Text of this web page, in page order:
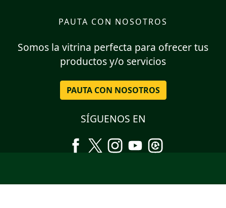
PAUTA CON NOSOTROS
Somos la vitrina perfecta para ofrecer tus
productos y/o servicios
PAUTA CON NOSOTROS
SÍGUENOS EN